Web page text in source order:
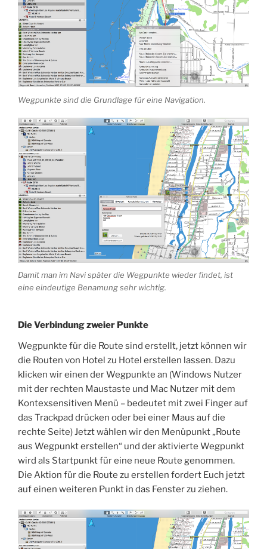
Wegpunkte sind die Grundlage für eine Navigation.
Damit man im Navi später die Wegpunkte wieder findet, ist
eine eindeutige Benamung sehr wichtig.
Die Verbindung zweier Punkte
Wegpunkte für die Route sind erstellt, jetzt können wir
die Routen von Hotel zu Hotel erstellen lassen. Dazu
klicken wir einen der Wegpunkte an (Windows Nutzer
mit der rechten Maustaste und Mac Nutzer mit dem
Kontexsensitiven Menü – bedeutet mit zwei Finger auf
das Trackpad drücken oder bei einer Maus auf die
rechte Seite) Jetzt wählen wir den Menüpunkt „Route
aus Wegpunkt erstellen“ und der aktivierte Wegpunkt
wird als Startpunkt für eine neue Route genommen.
Die Aktion für die Route zu erstellen fordert Euch jetzt
auf einen weiteren Punkt in das Fenster zu ziehen.